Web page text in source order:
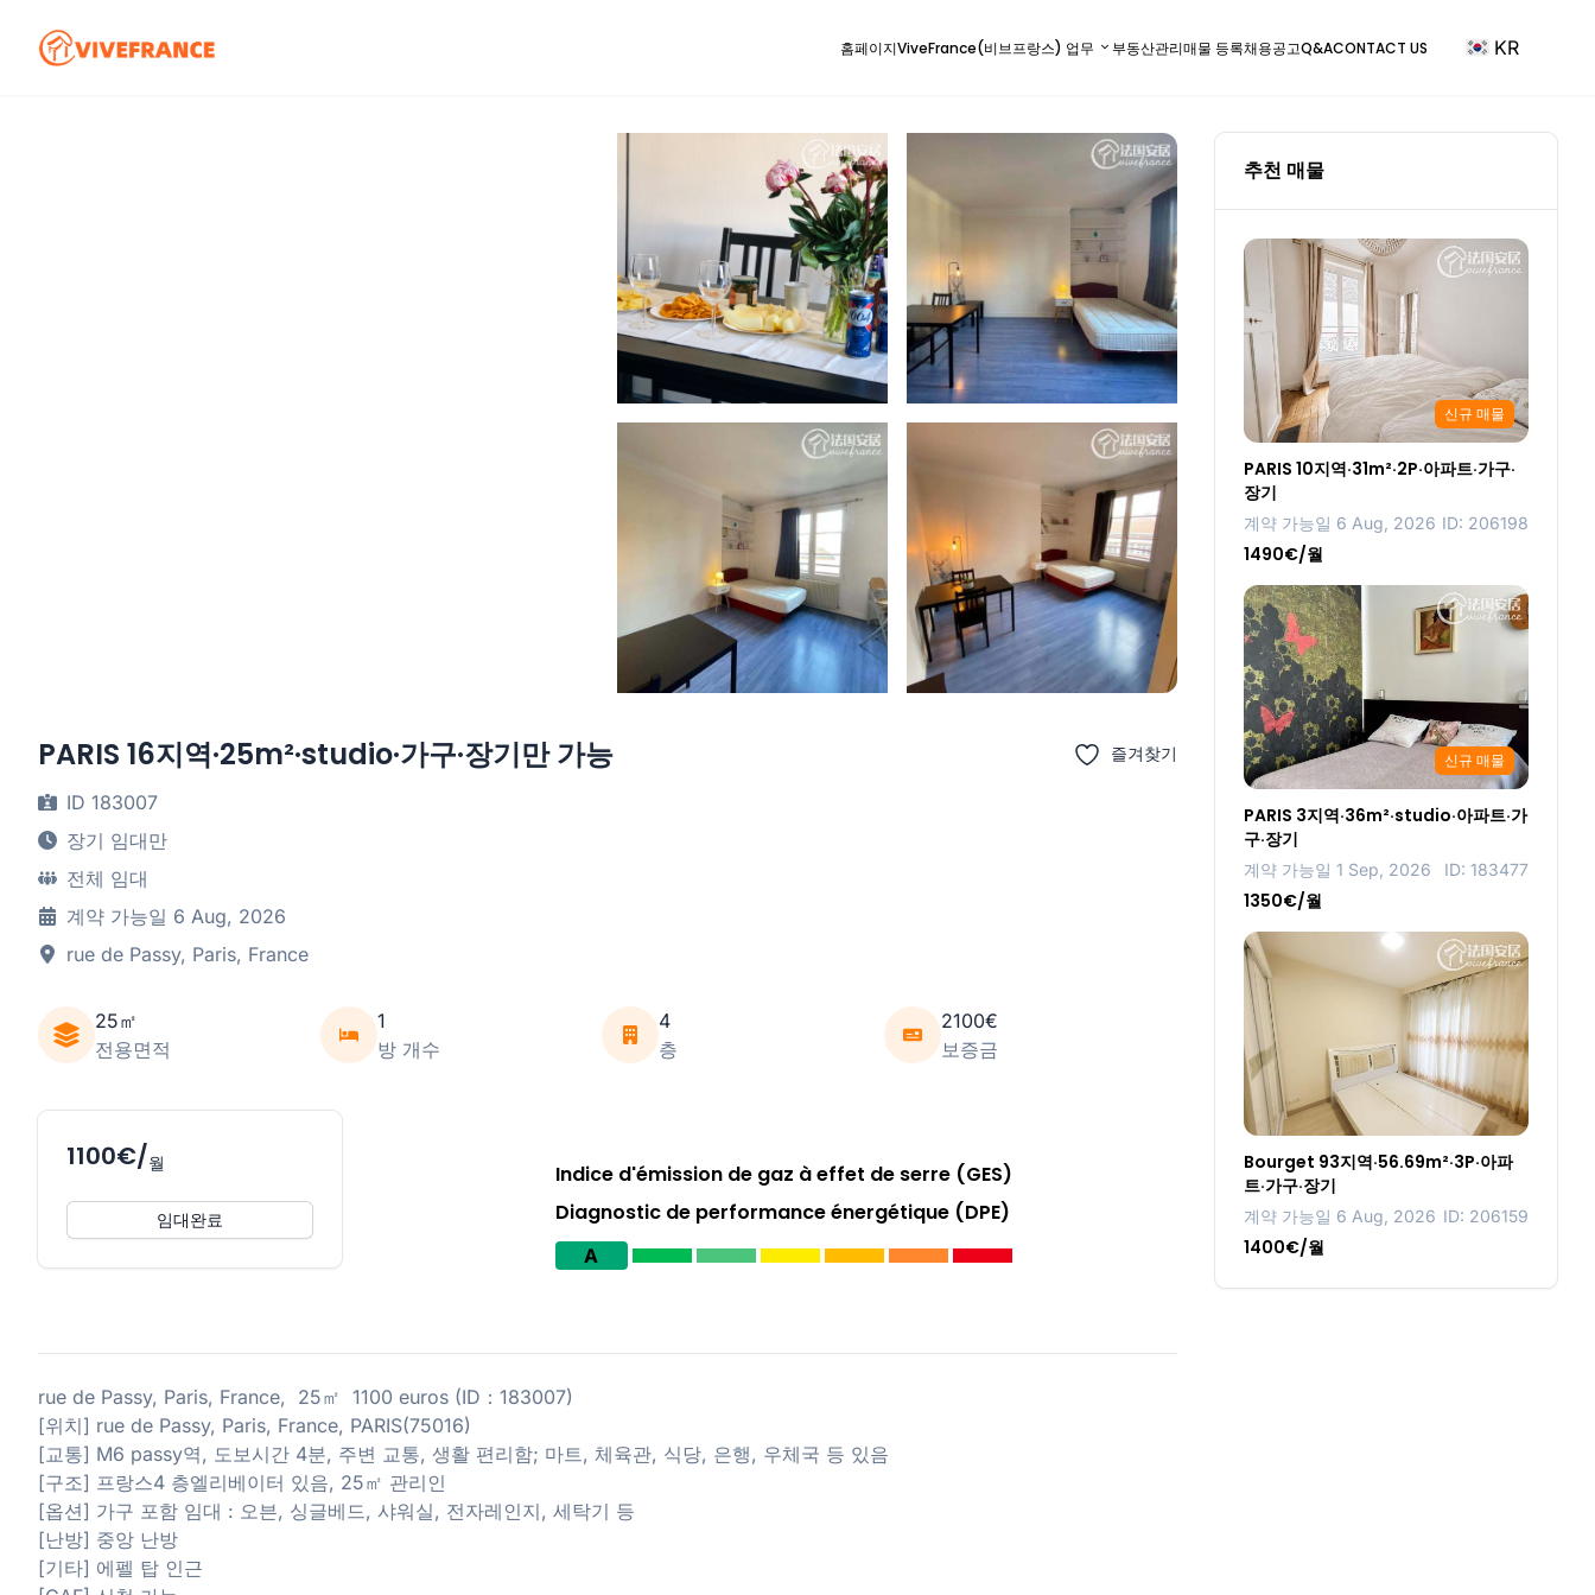
홈페이지ViveFrance(비브프랑스) 업무 부동산관리매물 등록채용공고Q&ACONTACT US KR
PARIS 16지역·25m²·studio·가구·장기만 가능 즐겨찾기
ID 183007
장기 임대만
전체 임대
계약 가능일 6 Aug, 2026
rue de Passy, Paris, France
25㎡
전용면적
1
방 개수
4
층
2100€
보증금
1100€/월
임대완료
Indice d'émission de gaz à effet de serre (GES)
Diagnostic de performance énergétique (DPE)
A
rue de Passy, Paris, France, 25㎡ 1100 euros (ID：183007)
[위치] rue de Passy, Paris, France, PARIS(75016)
[교통] M6 passy역, 도보시간 4분, 주변 교통, 생활 편리함; 마트, 체육관, 식당, 은행, 우체국 등 있음
[구조] 프랑스4 층엘리베이터 있음, 25㎡ 관리인
[옵션] 가구 포함 임대 : 오븐, 싱글베드, 샤워실, 전자레인지, 세탁기 등
[난방] 중앙 난방
[기타] 에펠 탑 인근
추천 매물
신규 매물
PARIS 10지역·31m²·2P·아파트·가구·
장기
계약 가능일 6 Aug, 2026 ID: 206198
1490€/월
신규 매물
PARIS 3지역·36m²·studio·아파트·가
구·장기
계약 가능일 1 Sep, 2026 ID: 183477
1350€/월
Bourget 93지역·56.69m²·3P·아파
트·가구·장기
계약 가능일 6 Aug, 2026 ID: 206159
1400€/월